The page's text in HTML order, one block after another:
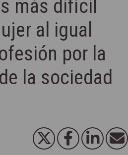
más difícil
al igual
por la
la sociedad